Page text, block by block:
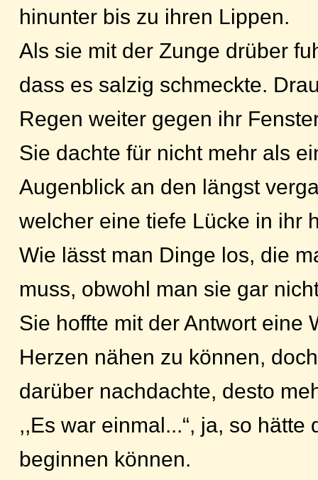
hinunter bis zu ihren Lippen.
Als sie mit der Zunge drüber
dass es salzig schmeckte.
Regen weiter gegen ihr
Sie dachte für nicht mehr als
Augenblick an den längst
welcher eine tiefe Lücke in ihr
Wie lässt man Dinge los, die
muss, obwohl man sie gar
Sie hoffte mit der Antwort eine
Herzen nähen zu können,
darüber nachdachte, desto
,,Es war einmal...“, ja, so hätte
beginnen können.